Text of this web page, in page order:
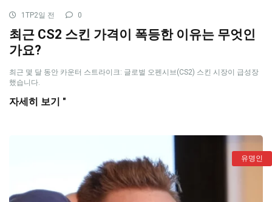
1TP2일 전 0
최근 CS2 스킨 가격이 폭등한 이유는 무엇인
가요?
최근 몇 달 동안 카운터 스트라이크: 글로벌 오펜시브(CS2) 스킨 시장이 급성장
했습니다.
자세히 보기 "
유명인